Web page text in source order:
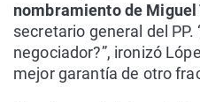
nombramiento de Miguel
secretario general del PP.
negociador?”, ironizó
mejor garantía de otro